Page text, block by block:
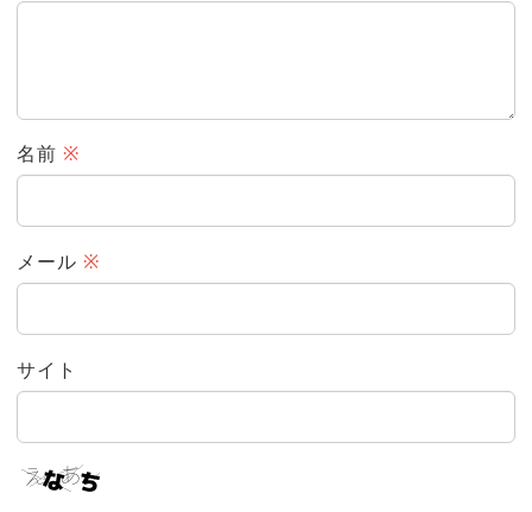
名前 ※
メール ※
サイト